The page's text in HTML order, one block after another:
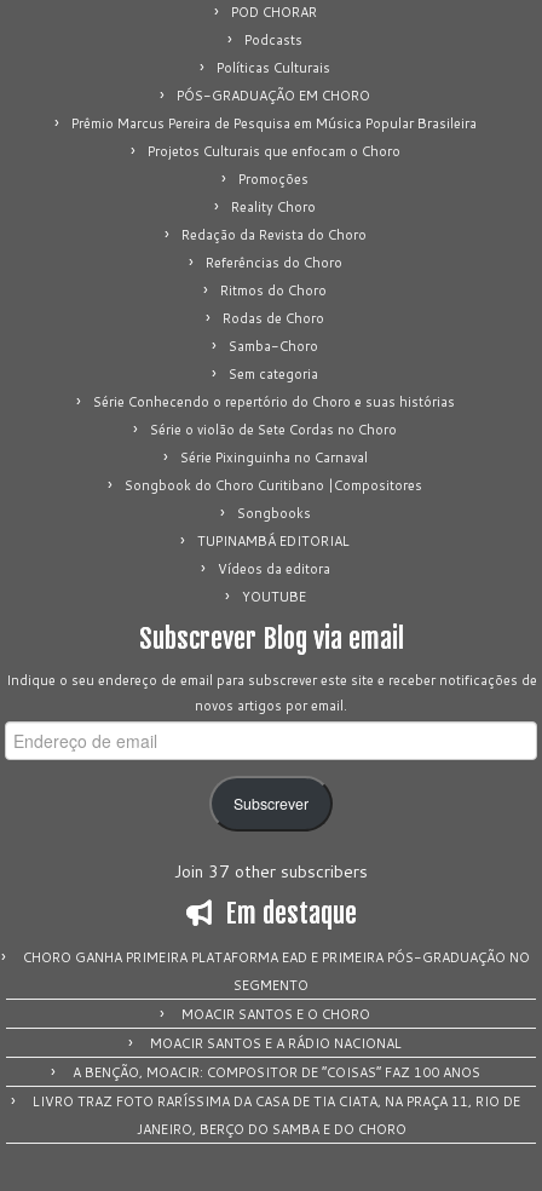
POD CHORAR
Podcasts
Políticas Culturais
PÓS-GRADUAÇÃO EM CHORO
Prêmio Marcus Pereira de Pesquisa em Música Popular Brasileira
Projetos Culturais que enfocam o Choro
Promoções
Reality Choro
Redação da Revista do Choro
Referências do Choro
Ritmos do Choro
Rodas de Choro
Samba-Choro
Sem categoria
Série Conhecendo o repertório do Choro e suas histórias
Série o violão de Sete Cordas no Choro
Série Pixinguinha no Carnaval
Songbook do Choro Curitibano |Compositores
Songbooks
TUPINAMBÁ EDITORIAL
Vídeos da editora
YOUTUBE
Subscrever Blog via email
Indique o seu endereço de email para subscrever este site e receber notificações de
novos artigos por email.
Endereço
de
Subscrever
Join 37 other subscribers
Em destaque
CHORO GANHA PRIMEIRA PLATAFORMA EAD E PRIMEIRA PÓS-GRADUAÇÃO NO
SEGMENTO
MOACIR SANTOS E O CHORO
MOACIR SANTOS E A RÁDIO NACIONAL
A BENÇÃO, MOACIR: COMPOSITOR DE “COISAS” FAZ 100 ANOS
LIVRO TRAZ FOTO RARÍSSIMA DA CASA DE TIA CIATA, NA PRAÇA 11, RIO DE
JANEIRO, BERÇO DO SAMBA E DO CHORO